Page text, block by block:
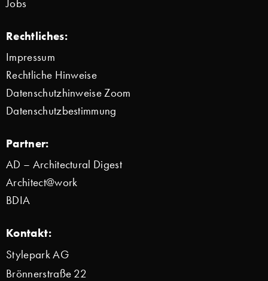
Jobs
Rechtliches:
Impressum
Rechtliche Hinweise
Datenschutzhinweise Zoom
Datenschutzbestimmung
Partner:
AD – Architectural Digest
Architect@work
BDIA
Kontakt:
Stylepark AG
Brönnerstraße 22